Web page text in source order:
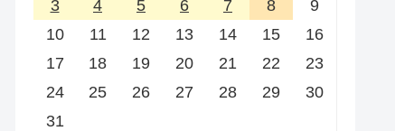
3
4 5 6 7 8
9
10
11 12 13 14 15
16
17
18 19 20 21 22
23
24
25 26 27 28 29
30
31